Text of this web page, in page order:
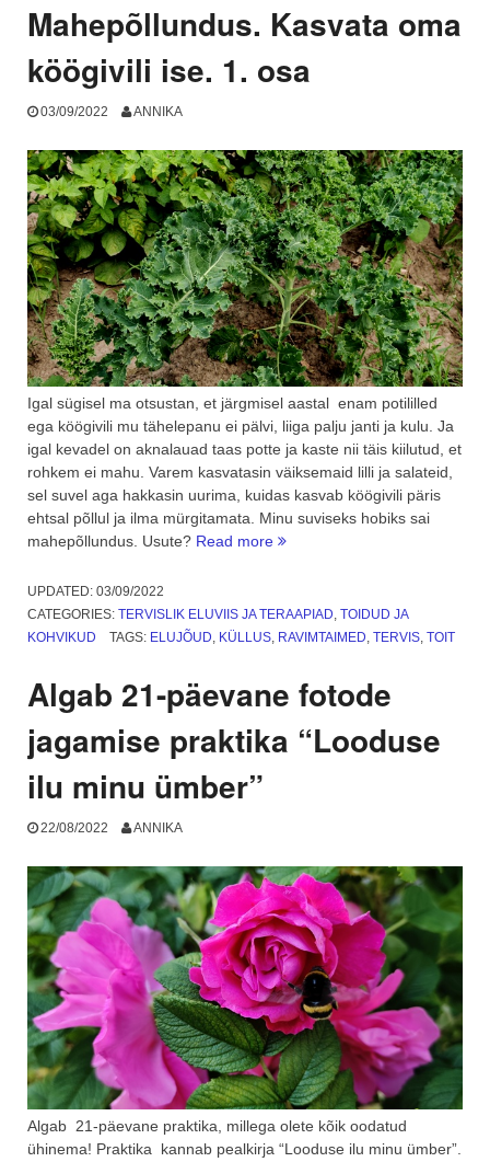
osa”
Mahepõllundus. Kasvata oma
köögivili ise. 1. osa
03/09/2022 ANNIKA
Igal sügisel ma otsustan, et järgmisel aastal enam potililled
ega köögivili mu tähelepanu ei pälvi, liiga palju janti ja kulu. Ja
igal kevadel on aknalauad taas potte ja kaste nii täis kiilutud, et
rohkem ei mahu. Varem kasvatasin väiksemaid lilli ja salateid,
sel suvel aga hakkasin uurima, kuidas kasvab köögivili päris
ehtsal põllul ja ilma mürgitamata. Minu suviseks hobiks sai
mahepõllundus. Usute? Read more “Mahepõllundus.
köögivili
ise.
UPDATED: 03/09/2022
CATEGORIES: TERVISLIK ELUVIIS JA TERAAPIAD, TOIDUD JA
KOHVIKUD
TAGS: ELUJÕUD, KÜLLUS, RAVIMTAIMED, TERVIS, TOIT
Algab 21-päevane fotode
jagamise praktika “Looduse
ilu minu ümber”
22/08/2022 ANNIKA
Algab 21-päevane praktika, millega olete kõik oodatud
ühinema! Praktika kannab pealkirja “Looduse ilu minu ümber”.